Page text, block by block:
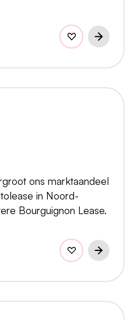
ons marktaandeel
in Noord-
Bourguignon Lease.